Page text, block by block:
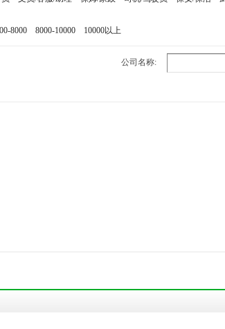
8000 8000-10000 10000以上
公司名称: